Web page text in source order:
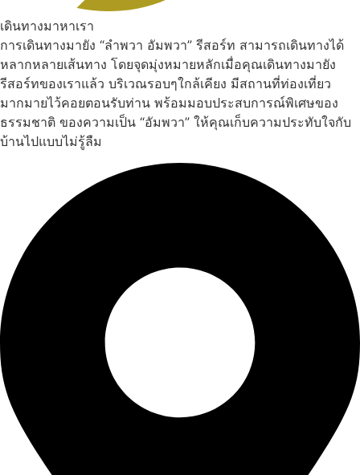
เดินทางมาหาเรา
การเดินทางมายัง “ลำพวา อัมพวา” รีสอร์ท สามารถเดินทางได้
หลากหลายเส้นทาง โดยจุดมุ่งหมายหลักเมื่อคุณเดินทางมายัง
รีสอร์ทของเราแล้ว บริเวณรอบๆใกล้เคียง มีสถานที่ท่องเที่ยว
มากมายไว้คอยตอนรับท่าน พร้อมมอบประสบการณ์พิเศษของ
ธรรมชาติ ของความเป็น “อัมพวา” ให้คุณเก็บความประทับใจกับ
บ้านไปแบบไม่รู้ลืม